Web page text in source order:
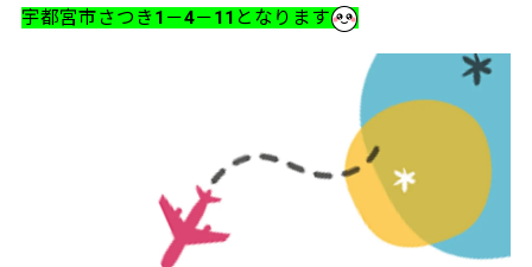
宇都宮市さつき1－4－11となります